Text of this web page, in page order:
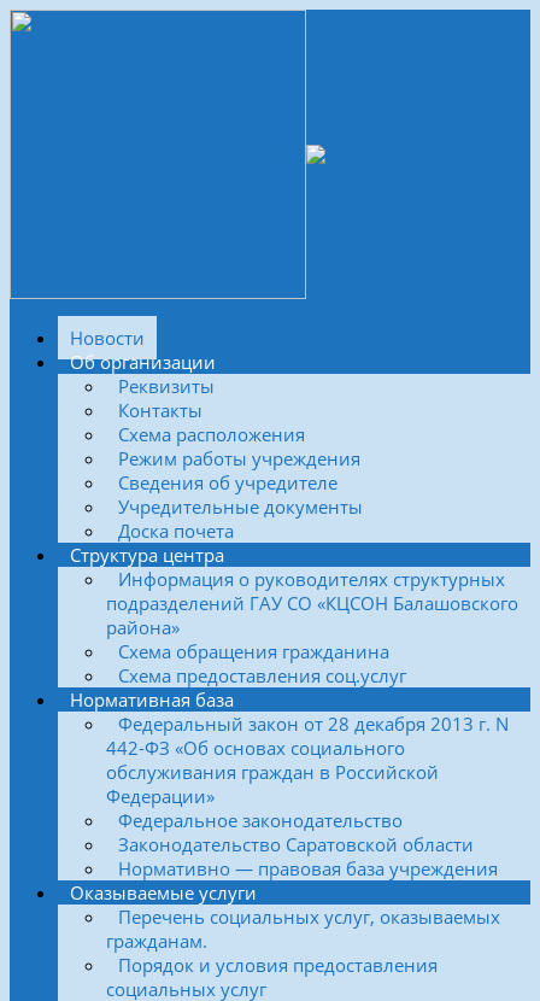
Новости
Об организации
Реквизиты
Контакты
Схема расположения
Режим работы учреждения
Сведения об учредителе
Учредительные документы
Доска почета
Структура центра
Информация о руководителях структурных
подразделений ГАУ СО «КЦСОН Балашовского
района»
Схема обращения гражданина
Схема предоставления соц.услуг
Нормативная база
Федеральный закон от 28 декабря 2013 г. N
442-ФЗ «Об основах социального
обслуживания граждан в Российской
Федерации»
Федеральное законодательство
Законодательство Саратовской области
Нормативно — правовая база учреждения
Оказываемые услуги
Перечень социальных услуг, оказываемых
гражданам.
Порядок и условия предоставления
социальных услуг